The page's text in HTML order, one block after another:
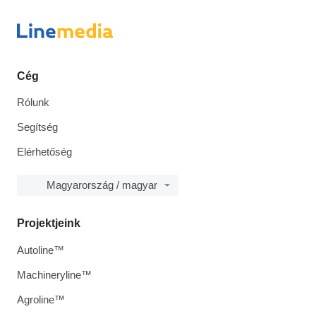
Cég
Rólunk
Segítség
Elérhetőség
Magyarország / magyar
Projektjeink
Autoline™
Machineryline™
Agroline™